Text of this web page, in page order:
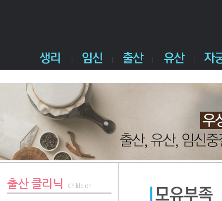
출산 클리닉 Childbirth